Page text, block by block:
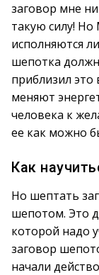
заговор мне
такую силу!
исполняются
шепотка
приблизил это
меняют
человека к
ее как можно
Как
Но шептать
шепотом. Это
которой надо
заговор
начали